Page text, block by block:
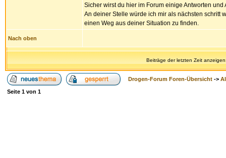
Sicher wirst du hier im Forum einige Antworten
An deiner Stelle würde ich mir als nächsten schritt
einen Weg aus deiner Situation zu finden.
Nach oben
Beiträge der letzten Zeit
Drogen-Forum Foren-Übersicht ->
Seite 1 von 1